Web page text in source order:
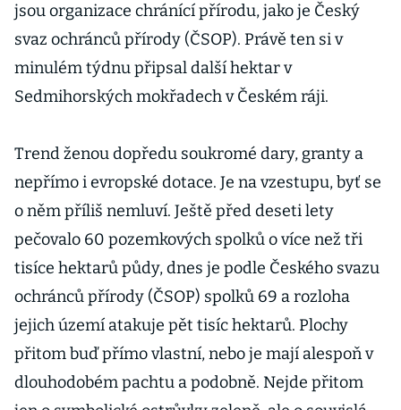
jsou organizace chránící přírodu, jako je Český
svaz ochránců přírody (ČSOP). Právě ten si v
minulém týdnu připsal další hektar v
Sedmihorských mokřadech v Českém ráji.
Trend ženou dopředu soukromé dary, granty a
nepřímo i evropské dotace. Je na vzestupu, byť se
o něm příliš nemluví. Ještě před deseti lety
pečovalo 60 pozemkových spolků o více než tři
tisíce hektarů půdy, dnes je podle Českého svazu
ochránců přírody (ČSOP) spolků 69 a rozloha
jejich území atakuje pět tisíc hektarů. Plochy
přitom buď přímo vlastní, nebo je mají alespoň v
dlouhodobém pachtu a podobně. Nejde přitom